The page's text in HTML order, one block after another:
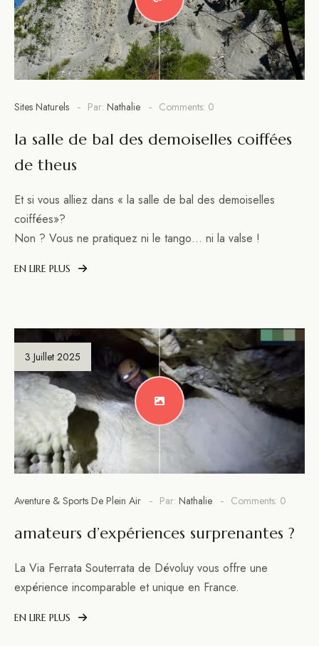
Sites Naturels Par: Nathalie Comments: 0
la salle de bal des demoiselles coiffées
de theus
Et si vous alliez dans « la salle de bal des demoiselles
coiffées»?
Non ? Vous ne pratiquez ni le tango… ni la valse !
EN LIRE PLUS
3 Juillet 2025
Aventure & Sports De Plein Air Par: Nathalie Comments: 0
amateurs d’expériences surprenantes ?
La Via Ferrata Souterrata de Dévoluy vous offre une
expérience incomparable et unique en France.
EN LIRE PLUS